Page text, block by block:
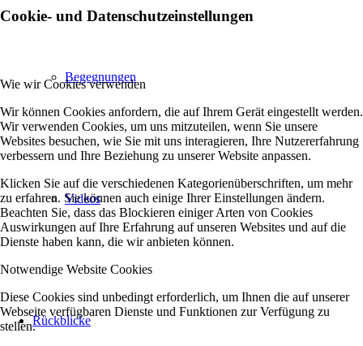
Begegnungen
Videos
Rückblicke
Cookie- und Datenschutzeinstellungen
Wie wir Cookies verwenden
Wir können Cookies anfordern, die auf Ihrem Gerät eingestellt werden.
Wir verwenden Cookies, um uns mitzuteilen, wenn Sie unsere
Websites besuchen, wie Sie mit uns interagieren, Ihre Nutzererfahrung
verbessern und Ihre Beziehung zu unserer Website anpassen.
Klicken Sie auf die verschiedenen Kategorienüberschriften, um mehr
zu erfahren. Sie können auch einige Ihrer Einstellungen ändern.
Beachten Sie, dass das Blockieren einiger Arten von Cookies
Auswirkungen auf Ihre Erfahrung auf unseren Websites und auf die
Dienste haben kann, die wir anbieten können.
Notwendige Website Cookies
Diese Cookies sind unbedingt erforderlich, um Ihnen die auf unserer
Webseite verfügbaren Dienste und Funktionen zur Verfügung zu
stellen.